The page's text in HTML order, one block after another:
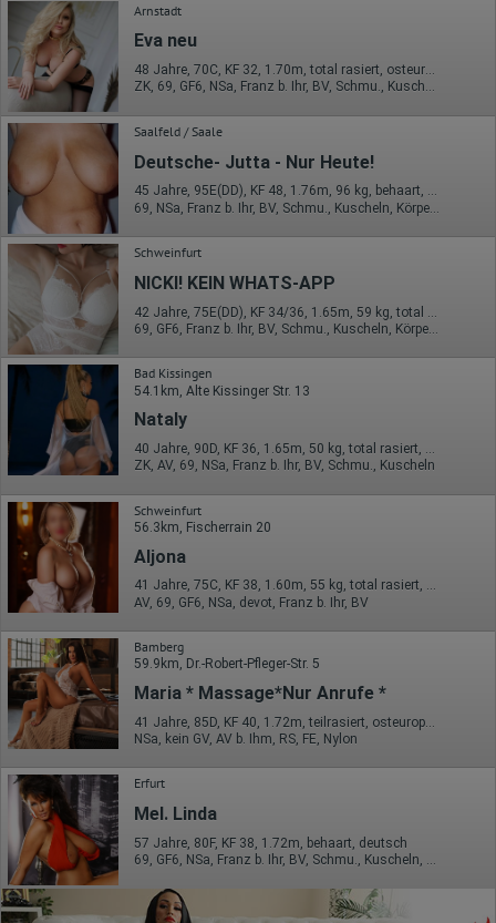
Arnstadt
Eva neu
48 Jahre, 70C, KF 32, 1.70m, total rasiert, osteuropäisch
ZK, 69, GF6, NSa, Franz b. Ihr, BV, Schmu., Kuscheln
Saalfeld / Saale
Deutsche- Jutta - Nur Heute!
45 Jahre, 95E(DD), KF 48, 1.76m, 96 kg, behaart, deutsch
Schweinfurt
NICKI! KEIN WHATS-APP
69, GF6, Franz b. Ihr, BV, Schmu., Kuscheln, Körperküs., DSa
Bad Kissingen
54.1km, Alte Kissinger Str. 13
Nataly
40 Jahre, 90D, KF 36, 1.65m, 50 kg, total rasiert, Latina
ZK, AV, 69, NSa, Franz b. Ihr, BV, Schmu., Kuscheln
Schweinfurt
56.3km, Fischerrain 20
Aljona
41 Jahre, 75C, KF 38, 1.60m, 55 kg, total rasiert, osteuropäisch
AV, 69, GF6, NSa, devot, Franz b. Ihr, BV
Bamberg
59.9km, Dr.-Robert-Pfleger-Str. 5
Maria * Massage*Nur Anrufe *
NSa, kein GV, AV b. Ihm, RS, FE, Nylon
Erfurt
Mel. Linda
57 Jahre, 80F, KF 38, 1.72m, behaart, deutsch
69, GF6, NSa, Franz b. Ihr, BV, Schmu., Kuscheln, Körperküs.